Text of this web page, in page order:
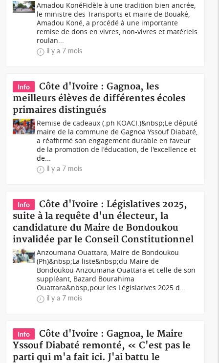
Amadou KonéFidèle à une tradition bien ancrée,
le ministre des Transports et maire de Bouaké,
Amadou Koné, a procédé à une importante
remise de dons en vivres, non-vivres et matériels
roulan...
il y a 7 mois
Info
Côte d'Ivoire : Gagnoa, les
meilleurs élèves de différentes écoles
primaires distingués
Remise de cadeaux (.ph KOACI.)&nbsp;Le député
maire de la commune de Gagnoa Yssouf Diabaté,
a réaffirmé son engagement durable en faveur
de la promotion de l'éducation, de l'excellence et
de...
il y a 7 mois
Info
Côte d'Ivoire : Législatives 2025,
suite à la requête d'un électeur, la
candidature du Maire de Bondoukou
invalidée par le Conseil Constitutionnel
Anzoumana Ouattara, Maire de Bondoukou
(Ph)&nbsp;La liste&nbsp;du Maire de
Bondoukou Anzoumana Ouattara et celle de son
suppléant, Bazard Bourahima
Ouattara&nbsp;pour les Législatives 2025 d...
il y a 7 mois
Info
Côte d'Ivoire : Gagnoa, le Maire
Yssouf Diabaté remonté, « C'est pas le
parti qui m'a fait ici. J'ai battu le